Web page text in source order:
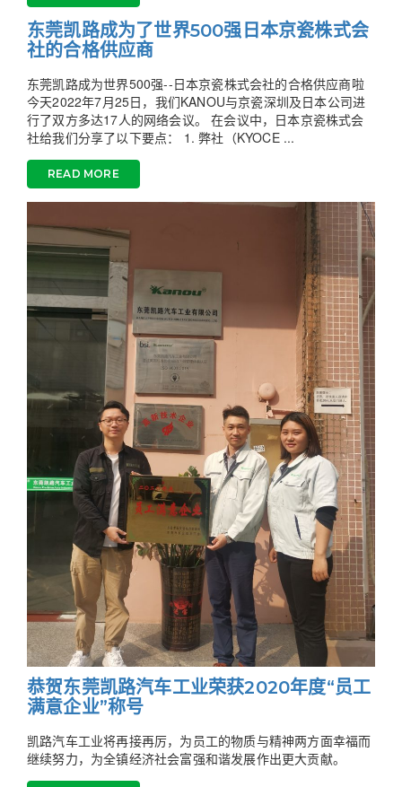
东莞凯路成为了世界500强日本京瓷株式会
社的合格供应商
东莞凯路成为世界500强--日本京瓷株式会社的合格供应商啦
今天2022年7月25日，我们KANOU与京瓷深圳及日本公司进
行了双方多达17人的网络会议。 在会议中，日本京瓷株式会
社给我们分享了以下要点： 1. 弊社（KYOCE ...
READ MORE
恭贺东莞凯路汽车工业荣获2020年度“员工
满意企业”称号
凯路汽车工业将再接再厉，为员工的物质与精神两方面幸福而
继续努力，为全镇经济社会富强和谐发展作出更大贡献。